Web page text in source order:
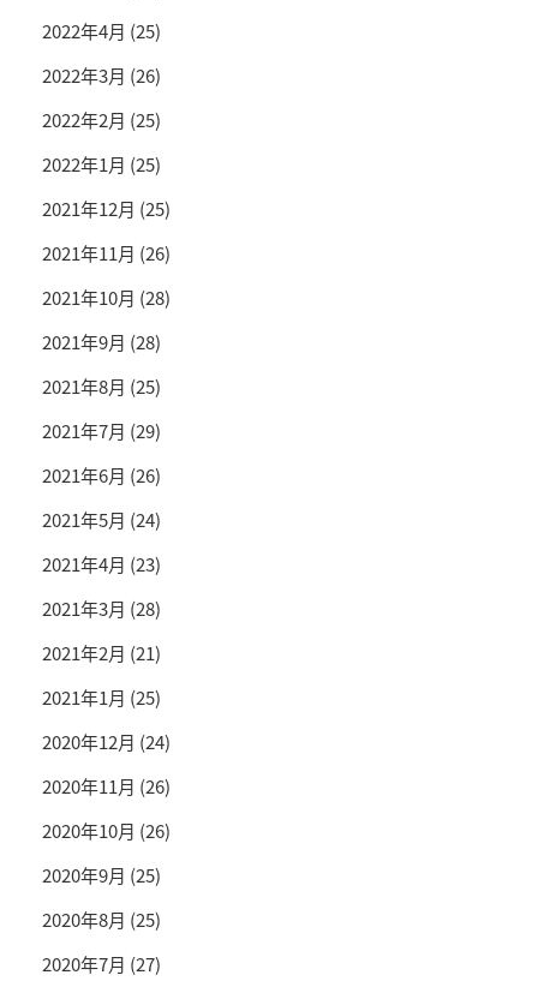
2022年4月 (25)
2022年3月 (26)
2022年2月 (25)
2022年1月 (25)
2021年12月 (25)
2021年11月 (26)
2021年10月 (28)
2021年9月 (28)
2021年8月 (25)
2021年7月 (29)
2021年6月 (26)
2021年5月 (24)
2021年4月 (23)
2021年3月 (28)
2021年2月 (21)
2021年1月 (25)
2020年12月 (24)
2020年11月 (26)
2020年10月 (26)
2020年9月 (25)
2020年8月 (25)
2020年7月 (27)